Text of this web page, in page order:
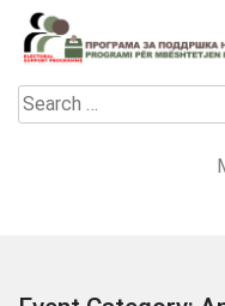
Skip
content
Electoral Support
Electoral Support
Search
for: